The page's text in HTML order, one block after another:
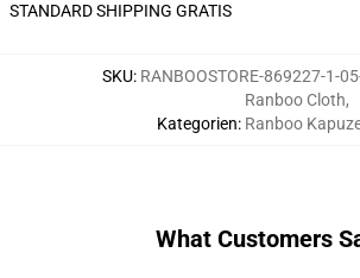
STANDARD SHIPPING GRATIS
SKU: RANBOOSTORE-869227-1-
Kategorien:
Ranboo Cloth,
Ranboo
What Customers